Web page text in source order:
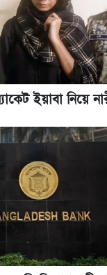
দাম (৪
নিয়ে সর্বশেষ যা
সচিব নিয়োগ দিল
ভর্তি পরীক্ষা,
স্বর্ণ-রুপার দাম (৫
দাম (৬ আগস্ট)
ইয়াবা নিয়ে